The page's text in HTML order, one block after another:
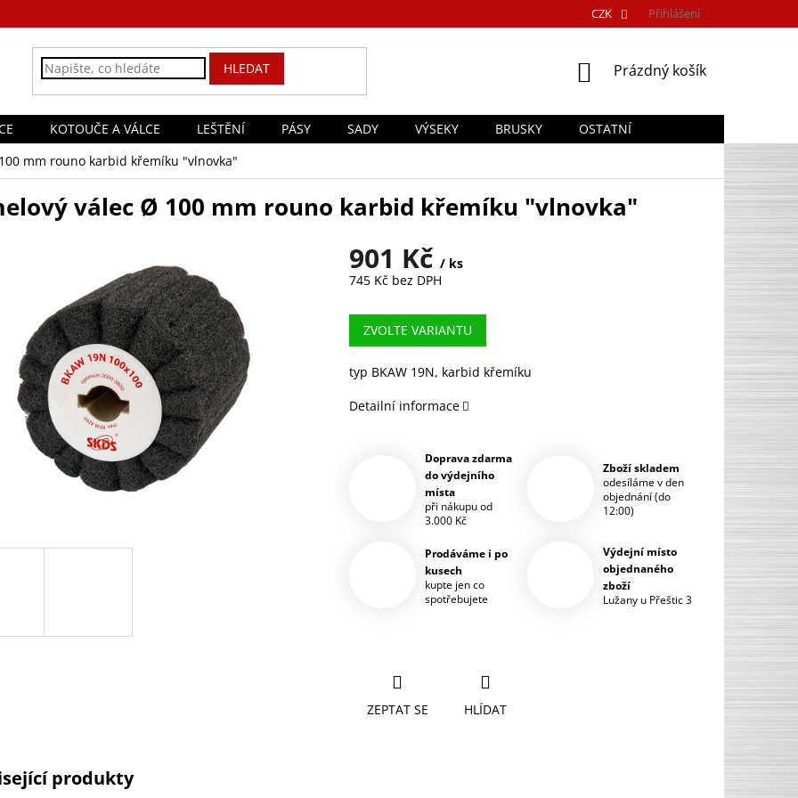
CZK Přihlášení
HLEDAT
NÁKUPNÍ
Prázdný košík
KOTOUČE A VÁLCE LEŠTĚNÍ PÁSY SADY VÝSEKY BRUSKY
OSTATNÍ
mm rouno karbid křemíku "vlnovka"
válec Ø 100 mm rouno karbid křemíku "vlnovka"
901 Kč / ks
745 Kč bez DPH
cena:
ZVOLTE VARIANTU
typ BKAW 19N, karbid křemíku
Detailní informace
Doprava zdarma
do výdejního
místa
při nákupu od
3.000 Kč
Zboží skladem
odesíláme v den
objednání (do
12:00)
Prodáváme i po
kusech
kupte jen co
spotřebujete
Výdejní místo
objednaného
zboží
Lužany u Přeštic 3
ZEPTAT SE HLÍDAT
produkty